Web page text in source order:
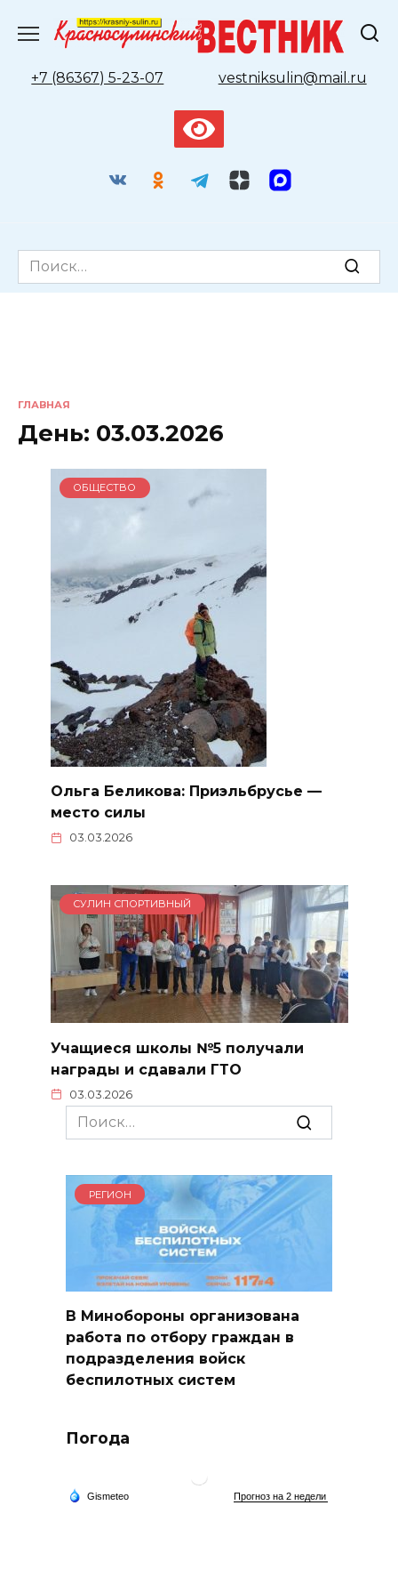
содержанию
+7 (86367) 5-23-07
vestniksulin@mail.ru
Search
for:
ГЛАВНАЯ
День: 03.03.2026
ОБЩЕСТВО
Ольга Беликова: Приэльбрусье —
место силы
03.03.2026
СУЛИН СПОРТИВНЫЙ
Учащиеся школы №5 получали
награды и сдавали ГТО
03.03.2026
Search
for:
РЕГИОН
В Минобороны организована
работа по отбору граждан в
подразделения войск
беспилотных систем
Погода